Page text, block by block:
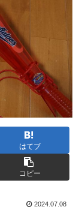
はてブ
コピー
2024.07.08